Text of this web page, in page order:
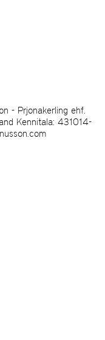
- Prjonakerling ehf.
Kennitala: 431014-